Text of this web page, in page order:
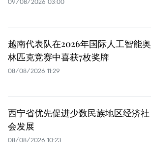
越南代表队在2026年国际人工智能奥
林匹克竞赛中喜获7枚奖牌
08/08/2026 11:29
西宁省优先促进少数民族地区经济社
会发展
08/08/2026 10:23